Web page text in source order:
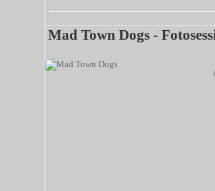
Mad Town Dogs -